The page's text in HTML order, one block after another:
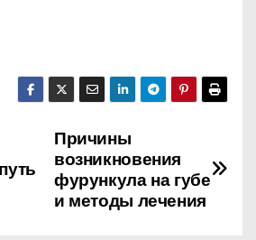
Причины
возникновения
фурункула на губе
и методы лечения